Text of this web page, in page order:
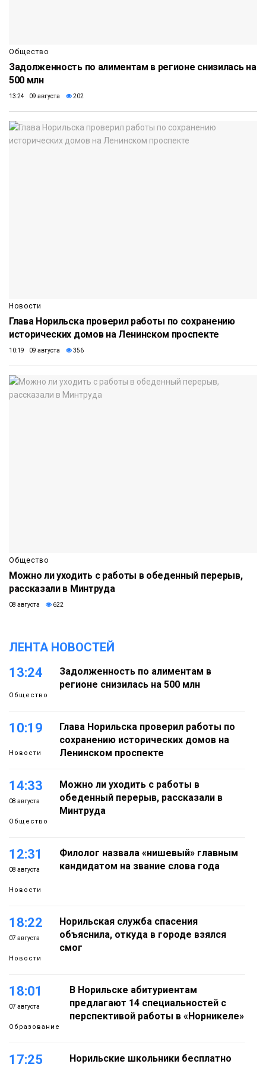
Общество
Задолженность по алиментам в регионе снизилась на
500 млн
13:24 09 августа 202
Новости
Глава Норильска проверил работы по сохранению
исторических домов на Ленинском проспекте
10:19 09 августа 356
Общество
Можно ли уходить с работы в обеденный перерыв,
рассказали в Минтруда
08 августа 622
ЛЕНТА НОВОСТЕЙ
13:24
Общество
Задолженность по алиментам в
регионе снизилась на 500 млн
10:19
Новости
Глава Норильска проверил работы по
сохранению исторических домов на
Ленинском проспекте
14:33
08 августа
Общество
Можно ли уходить с работы в
обеденный перерыв, рассказали в
Минтруда
12:31
08 августа
Новости
Филолог назвала «нишевый» главным
кандидатом на звание слова года
18:22
07 августа
Новости
Норильская служба спасения
объяснила, откуда в городе взялся
смог
18:01
07 августа
Образование
В Норильске абитуриентам
предлагают 14 специальностей с
перспективой работы в «Норникеле»
17:25
Норильские школьники бесплатно